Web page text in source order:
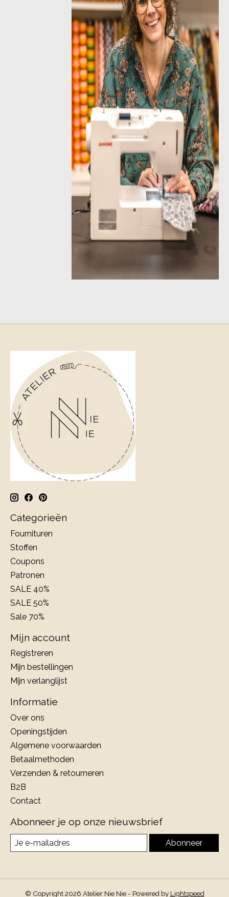
Categorieën
Fournituren
Stoffen
Coupons
Patronen
SALE 40%
SALE 50%
Sale 70%
Mijn account
Registreren
Mijn bestellingen
Mijn verlanglijst
Informatie
Over ons
Openingstijden
Algemene voorwaarden
Betaalmethoden
Verzenden & retourneren
B2B
Contact
Abonneer je op onze nieuwsbrief
Abonneer
© Copyright 2026 Atelier Nie Nie - Powered by Lightspeed